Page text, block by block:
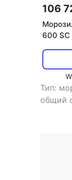
106
600 SC
Тип:
общий